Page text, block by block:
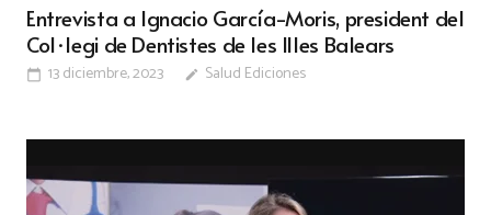
Entrevista a Ignacio García-Moris, president del
Col·legi de Dentistes de les Illes Balears
calendar_today 13 diciembre, 2023 edit Salud Ediciones